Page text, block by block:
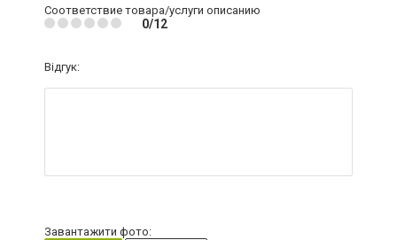
Соответствие товара/услуги описанию
0/12
Відгук:
Завантажити фото: